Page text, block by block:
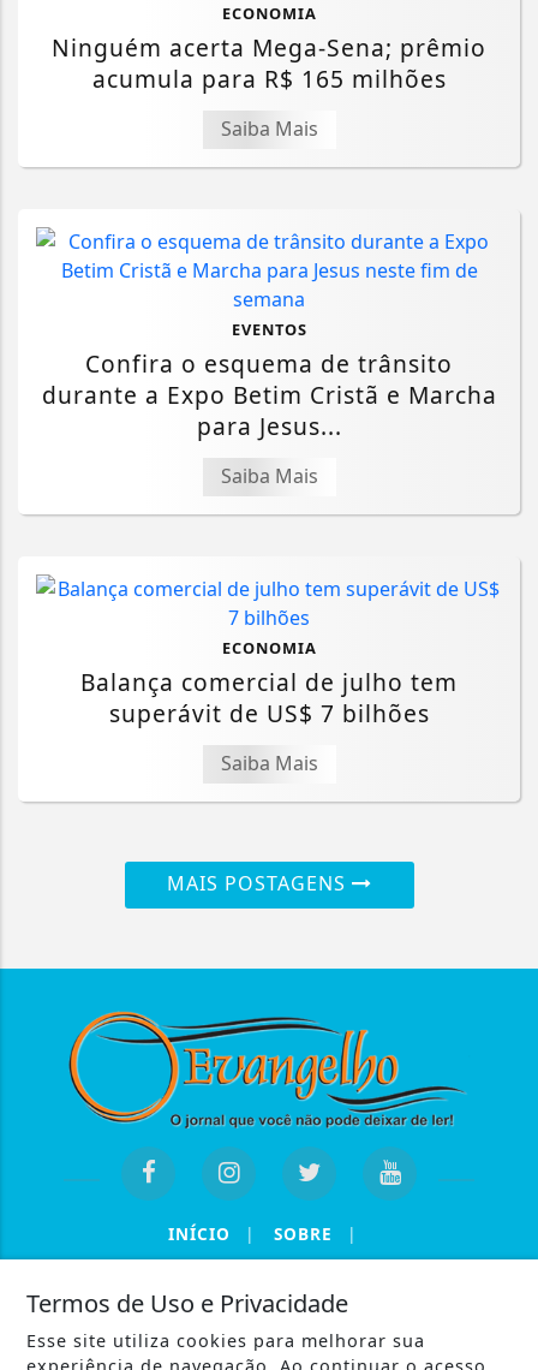
ECONOMIA
Ninguém acerta Mega-Sena; prêmio
acumula para R$ 165 milhões
Saiba Mais
EVENTOS
Confira o esquema de trânsito
durante a Expo Betim Cristã e Marcha
para Jesus...
Saiba Mais
ECONOMIA
Balança comercial de julho tem
superávit de US$ 7 bilhões
Saiba Mais
MAIS POSTAGENS
INÍCIO | SOBRE |
Termos de Uso e Privacidade
Esse site utiliza cookies para melhorar sua